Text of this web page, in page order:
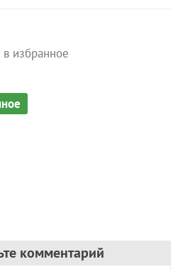
избранное
комментарий